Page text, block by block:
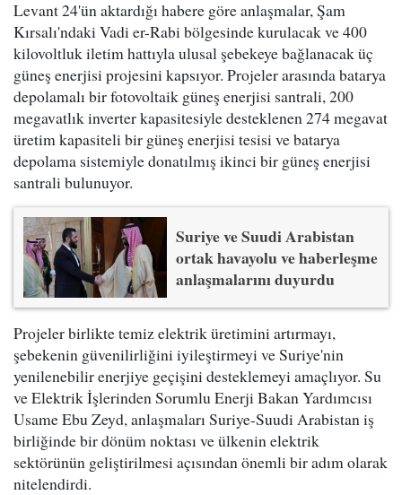
Levant 24'ün aktardığı habere göre anlaşmalar, Şam
Kırsalı'ndaki Vadi er-Rabi bölgesinde kurulacak ve 400
kilovoltluk iletim hattıyla ulusal şebekeye bağlanacak üç
güneş enerjisi projesini kapsıyor. Projeler arasında batarya
depolamalı bir fotovoltaik güneş enerjisi santrali, 200
megavatlık inverter kapasitesiyle desteklenen 274 megavat
üretim kapasiteli bir güneş enerjisi tesisi ve batarya
depolama sistemiyle donatılmış ikinci bir güneş enerjisi
santrali bulunuyor.
Suriye ve Suudi Arabistan
ortak havayolu ve haberleşme
anlaşmalarını duyurdu
Projeler birlikte temiz elektrik üretimini artırmayı,
şebekenin güvenilirliğini iyileştirmeyi ve Suriye'nin
yenilenebilir enerjiye geçişini desteklemeyi amaçlıyor. Su
ve Elektrik İşlerinden Sorumlu Enerji Bakan Yardımcısı
Usame Ebu Zeyd, anlaşmaları Suriye-Suudi Arabistan iş
birliğinde bir dönüm noktası ve ülkenin elektrik
sektörünün geliştirilmesi açısından önemli bir adım olarak
nitelendirdi.